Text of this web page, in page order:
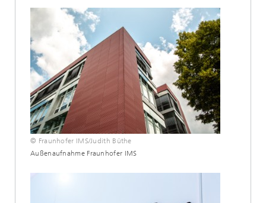
© Fraunhofer IMS/Judith Büthe
Außenaufnahme Fraunhofer IMS